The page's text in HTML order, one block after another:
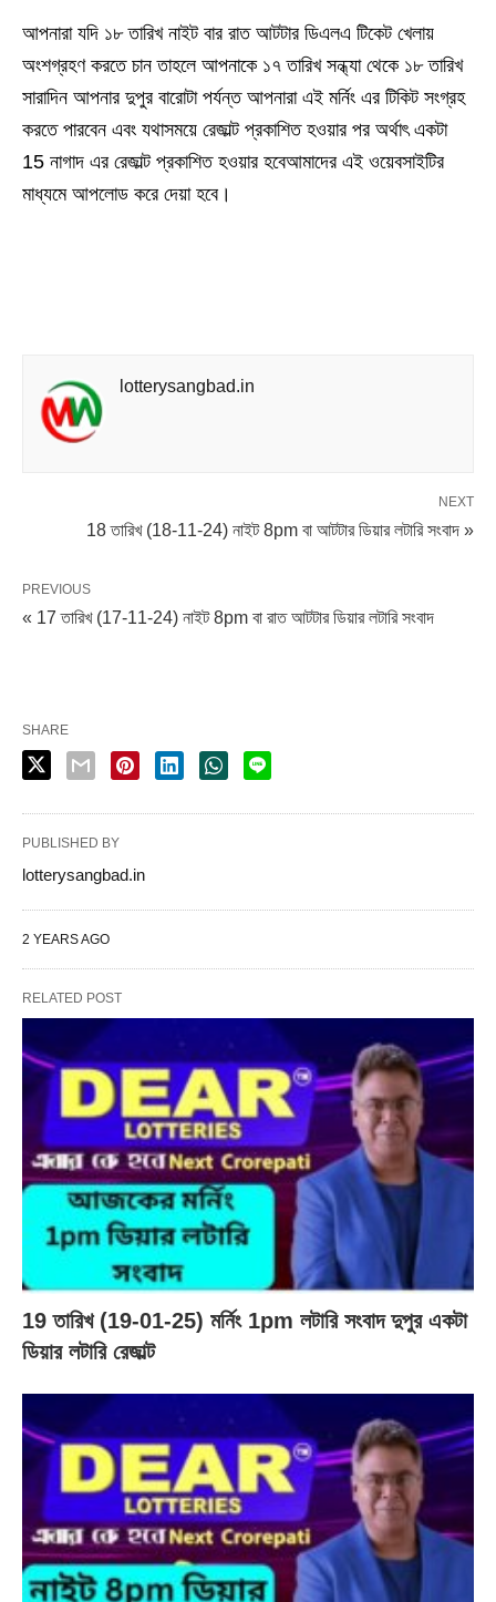
আপনারা যদি ১৮ তারিখ নাইট বার রাত আটটার ডিএলএ টিকেট খেলায়
অংশগ্রহণ করতে চান তাহলে আপনাকে ১৭ তারিখ সন্ধ্যা থেকে ১৮ তারিখ
সারাদিন আপনার দুপুর বারোটা পর্যন্ত আপনারা এই মর্নিং এর টিকিট সংগ্রহ
করতে পারবেন এবং যথাসময়ে রেজাল্ট প্রকাশিত হওয়ার পর অর্থাৎ একটা
15 নাগাদ এর রেজাল্ট প্রকাশিত হওয়ার হবেআমাদের এই ওয়েবসাইটির
মাধ্যমে আপলোড করে দেয়া হবে।
lotterysangbad.in
NEXT
18 তারিখ (18-11-24) নাইট 8pm বা আটটার ডিয়ার লটারি সংবাদ »
PREVIOUS
« 17 তারিখ (17-11-24) নাইট 8pm বা রাত আটটার ডিয়ার লটারি সংবাদ
SHARE
PUBLISHED BY
lotterysangbad.in
2 YEARS AGO
RELATED POST
19 তারিখ (19-01-25) মর্নিং 1pm লটারি সংবাদ দুপুর একটা
ডিয়ার লটারি রেজাল্ট